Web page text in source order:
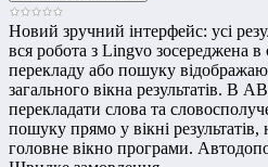
Новий зручний інтерфейс: усі
вся робота з Lingvo зосереджена в
перекладу або пошуку
загального вікна результатів. В
перекладати слова та
пошуку прямо у вікні
головне вікно програми.